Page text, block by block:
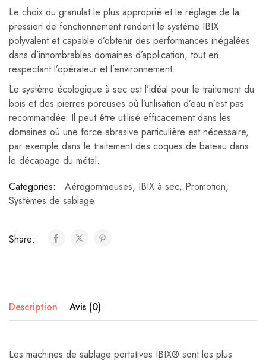
Le choix du granulat le plus approprié et le réglage de la
pression de fonctionnement rendent le système IBIX
polyvalent et capable d’obtenir des performances inégalées
dans d’innombrables domaines d’application, tout en
respectant l’opérateur et l’environnement.
Le système écologique à sec est l’idéal pour le traitement du
bois et des pierres poreuses où l’utilisation d’eau n’est pas
recommandée. Il peut être utilisé efficacement dans les
domaines où une force abrasive particulière est nécessaire,
par exemple dans le traitement des coques de bateau dans
le décapage du métal.
Categories:
Aérogommeuses, IBIX à sec, Promotion,
Systèmes de sablage
Share:
Description Avis (0)
Les machines de sablage portatives IBIX® sont les plus